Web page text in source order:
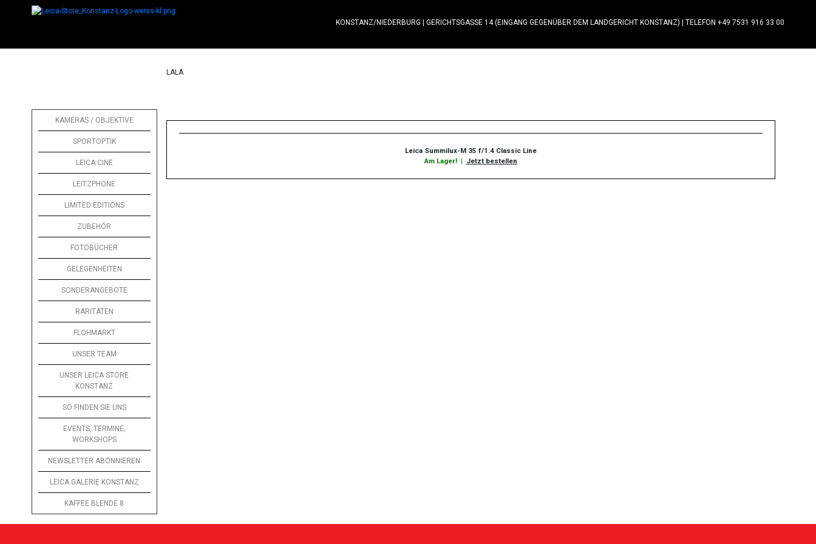
KONSTANZ/NIEDERBURG GERICHTSGASSE 14 (EINGANG GEGENÜBER DEM LANDGERICHT KONSTANZ) TELEFON +49 7531 916 33 00
KAMERAS / OBJEKTIVE
SPORTOPTIK
LEICA CINE
LEITZPHONE
LIMITED EDITIONS
ZUBEHÖR
FOTOBÜCHER
GELEGENHEITEN
SONDERANGEBOTE
RARITÄTEN
FLOHMARKT
UNSER TEAM
UNSER LEICA STORE
KONSTANZ
SO FINDEN SIE UNS
EVENTS, TERMINE,
WORKSHOPS
NEWSLETTER ABONNIEREN
LEICA GALERIE KONSTANZ
KAFFEE BLENDE 8
LALA
Leica Summilux-M 35 f/1.4 Classic Line
Am Lager! | Jetzt bestellen